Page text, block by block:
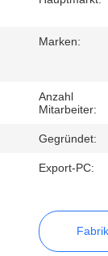
TRETEN
UNS
SIE EIN
Marken:
Anzahl
Mitarbeiter:
Gegründet:
Export-PC: